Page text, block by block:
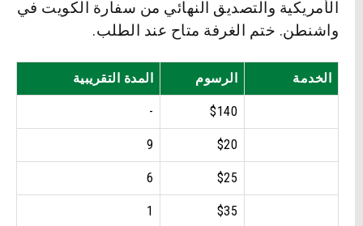
الأمريكية والتصديق النهائي من سفارة الكويت في
واشنطن. ختم الغرفة متاح عند الطلب.
الخدمة الرسوم المدة التقريبية
$140
-
$20
9
$25
6
$35
1